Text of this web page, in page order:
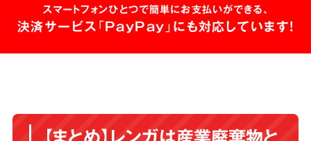
スマートフォンひとつで簡単にお支払いができる、
決済サービス「PayPay」にも対応しています!